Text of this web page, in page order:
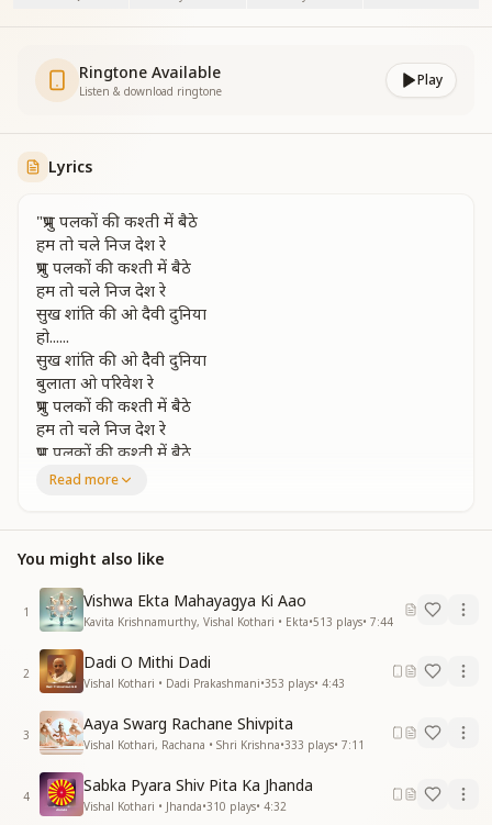
Ringtone Available
Listen & download ringtone
Play
Lyrics
"प्रभु पलकों की कश्ती में बैठे
हम तो चले निज देश रे
प्रभु पलकों की कश्ती में बैठे
हम तो चले निज देश रे
सुख शांति की ओ दैवी दुनिया
हो......
सुख शांति की ओ देैवी दुनिया
बुलाता ओ परिवेश रे
प्रभु पलकों की कश्ती में बैठे
हम तो चले निज देश रे
प्रभु पलकों की कश्ती में बैठे
हम तो चले निज देश रे
हो गए बन के प्रभु के प्यारे
ले लिए ओ अपनी शरण में
दुनिया जिसको पुकारे
हो दुनिया से हम न्यारे
हो गए बन‌ के प्रभु के प्यारे
ले लिए ओ अपनी शरण में
दुनिया जिसको पुकारे
निर्मल निच्श्वल मन को बनाना
हो .....
निर्मल निच्शल मन को बनाना
मिला यही उपदेश हे
प्रभु पलको की‌‌ कश्ती में बैठे
हम तो चले निज देश रे
Read more
You might also like
1
Vishwa Ekta Mahayagya Ki Aao
Kavita Krishnamurthy, Vishal Kothari • Ekta•513 plays• 7:44
2
Dadi O Mithi Dadi
Vishal Kothari • Dadi Prakashmani•353 plays• 4:43
3
Aaya Swarg Rachane Shivpita
Vishal Kothari, Rachana • Shri Krishna•333 plays• 7:11
4
Sabka Pyara Shiv Pita Ka Jhanda
Vishal Kothari • Jhanda•310 plays• 4:32